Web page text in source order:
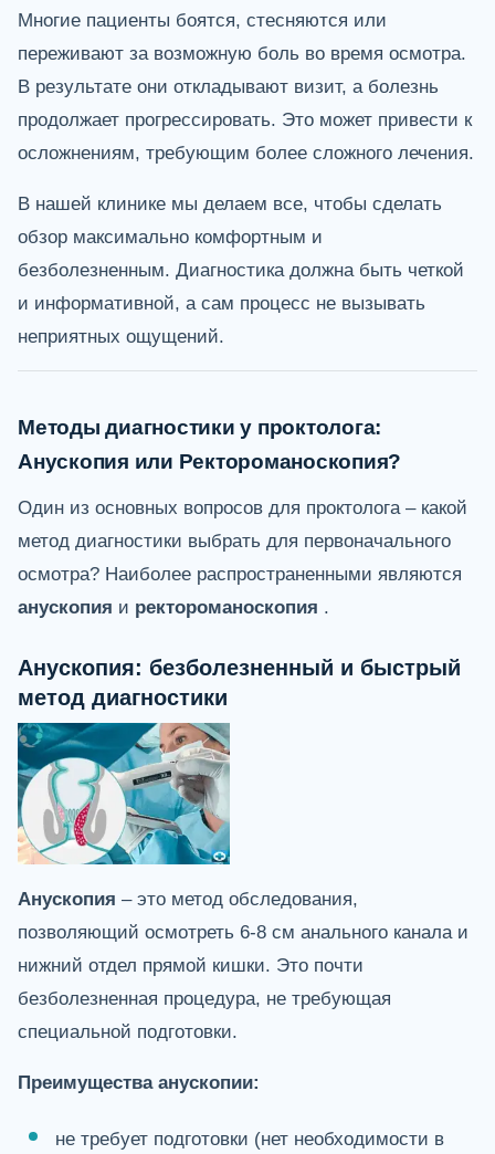
Многие пациенты боятся, стесняются или
переживают за возможную боль во время осмотра.
В результате они откладывают визит, а болезнь
продолжает прогрессировать. Это может привести к
осложнениям, требующим более сложного лечения.
В нашей клинике мы делаем все, чтобы сделать
обзор максимально комфортным и
безболезненным. Диагностика должна быть четкой
и информативной, а сам процесс не вызывать
неприятных ощущений.
Методы диагностики у проктолога:
Анускопия или Ректороманоскопия?
Один из основных вопросов для проктолога – какой
метод диагностики выбрать для первоначального
осмотра? Наиболее распространенными являются
анускопия и ректороманоскопия .
Анускопия: безболезненный и быстрый
метод диагностики
Анускопия – это метод обследования,
позволяющий осмотреть 6-8 см анального канала и
нижний отдел прямой кишки. Это почти
безболезненная процедура, не требующая
специальной подготовки.
Преимущества анускопии:
не требует подготовки (нет необходимости в